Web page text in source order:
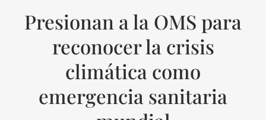
Presionan a la OMS para
reconocer la crisis
climática como
emergencia sanitaria